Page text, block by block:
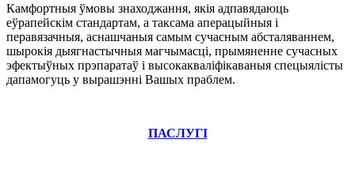
Камфортныя ўмовы знаходжання, якія адпавядаюць
еўрапейскім стандартам, а таксама аперацыйныя і
перавязачныя, аснашчаныя самым сучасным абсталяваннем,
шырокія дыягнастычныя магчымасці, прымяненне сучасных
эфектыўных прэпаратаў і высокакваліфікаваныя спецыялісты
дапамогуць у вырашэнні Вашых праблем.
ПАСЛУГІ